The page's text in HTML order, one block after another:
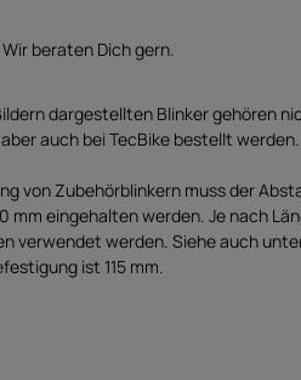
beraten Dich gern.
dargestellten Blinker gehören
auch bei TecBike bestellt werden.
von Zubehörblinkern muss der
mm eingehalten werden. Je nach
verwendet werden. Siehe auch
ist 115 mm.